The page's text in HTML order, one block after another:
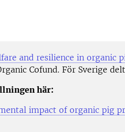
and resilience in organic
Cofund. För Sverige
här:
impact of organic pig